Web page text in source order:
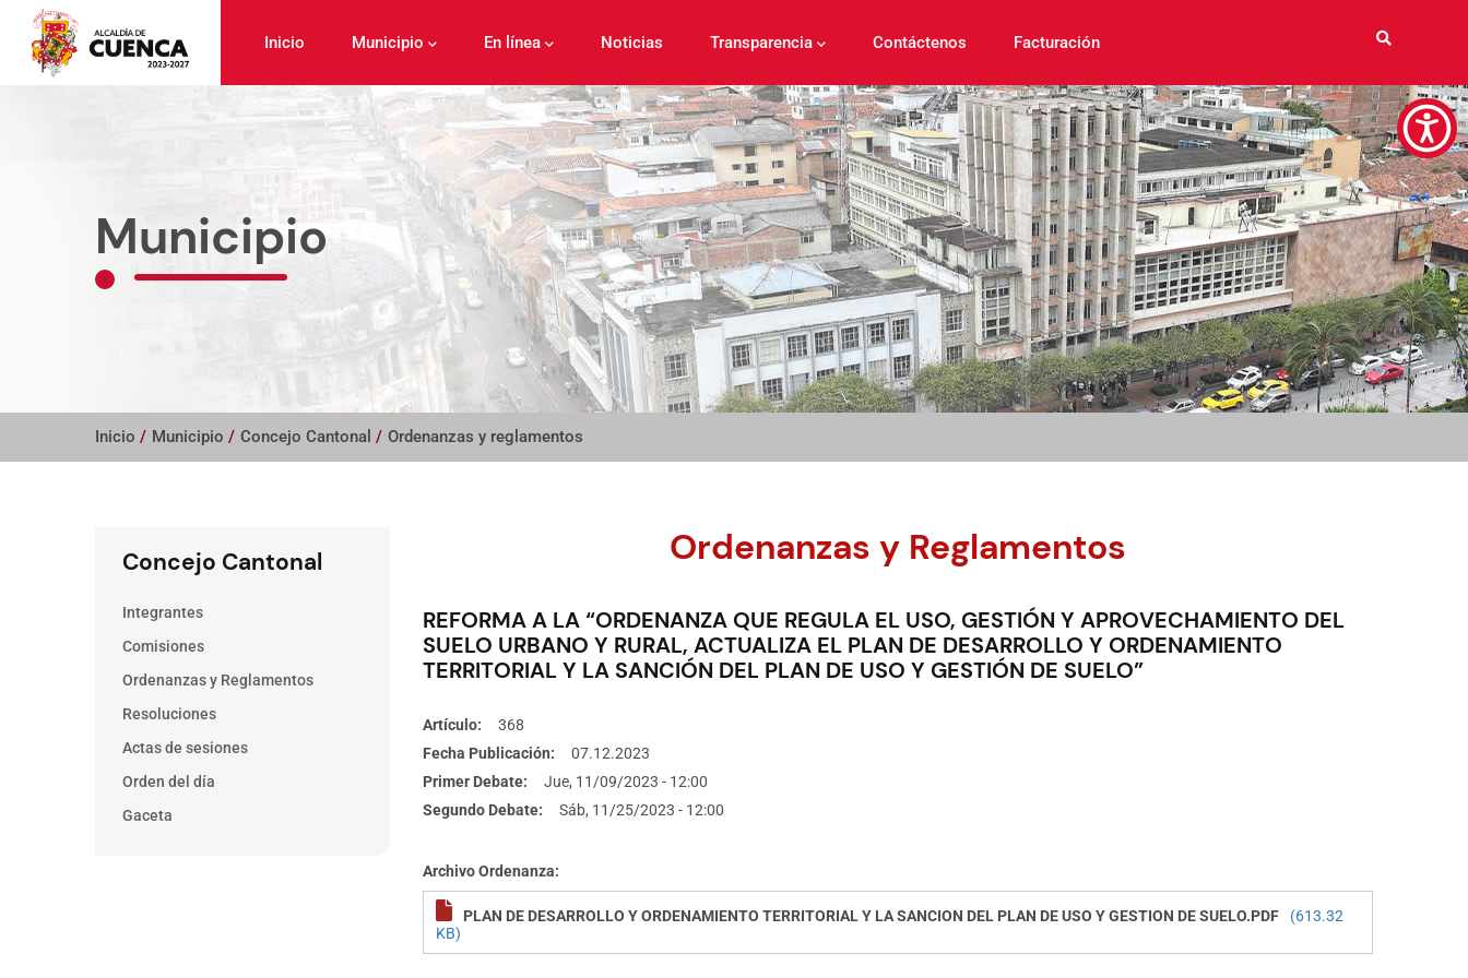
contenido
principal
Inicio Municipio En línea Noticias Transparencia Contáctenos Facturación
Municipio
Inicio / Municipio / Concejo Cantonal / Ordenanzas y reglamentos
Ordenanzas y Reglamentos
REFORMA A LA “ORDENANZA QUE REGULA EL USO, GESTIÓN Y APROVECHAMIENTO DEL
SUELO URBANO Y RURAL, ACTUALIZA EL PLAN DE DESARROLLO Y ORDENAMIENTO
TERRITORIAL Y LA SANCIÓN DEL PLAN DE USO Y GESTIÓN DE SUELO”
Artículo
368
Fecha Publicación
07.12.2023
Primer Debate
Jue, 11/09/2023 - 12:00
Segundo Debate
Sáb, 11/25/2023 - 12:00
Archivo Ordenanza
PLAN DE DESARROLLO Y ORDENAMIENTO TERRITORIAL Y LA SANCION DEL PLAN DE USO Y GESTION DE SUELO.PDF
(613.32
KB)
Concejo Cantonal
Integrantes
Comisiones
Ordenanzas y Reglamentos
Resoluciones
Actas de sesiones
Orden del día
Gaceta